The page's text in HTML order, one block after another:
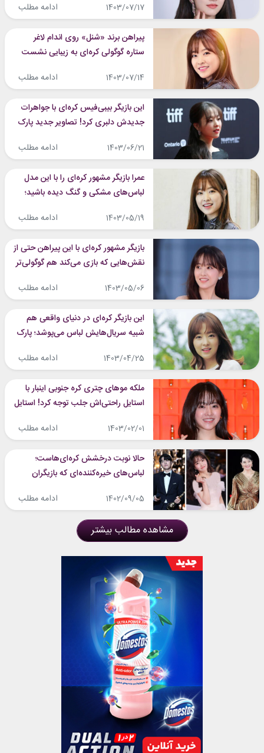
1403/07/17 ادامه مطلب
پیراهن برند «شنل» روی اندام لاغر
ستاره گوگولی کره‌ای به زیبایی نشست
1403/07/14 ادامه مطلب
این بازیگر بیبی‌فیس کره‌ای با جواهرات
جدیدش دلبری کرد! تصاویر جدید پارک
1403/06/21 ادامه مطلب
عمرا بازیگر مشهور کره‌ای را با این مدل
لباس‌های مشکی و گنگ دیده باشید؛
1403/05/19 ادامه مطلب
بازیگر مشهور کره‌ای با این پیراهن حتی از
نقش‌هایی که بازی می‌کند هم گوگولی‌تر
1403/05/06 ادامه مطلب
این بازیگر کره‌ای در دنیای واقعی هم
شبیه سریال‌هایش لباس می‌پوشد؛ پارک
است!
1403/04/25 ادامه مطلب
ملکه موهای چتری کره جنوبی اینبار با
استایل راحتی‌اش جلب توجه کرد! استایل
1403/02/01 ادامه مطلب
حالا نوبت درخشش کره‌ای‌هاست؛
لباس‌های خیره‌کننده‌ای که بازیگران
پوشیدند و خیره ماندیم!
1402/09/05 ادامه مطلب
مشاهده مطالب بیشتر